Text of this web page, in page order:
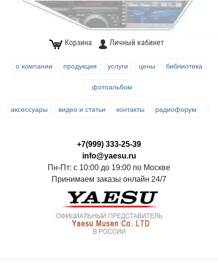
Корзина Личный кабинет
о компании продукция услуги цены библиотека
фотоальбом
аксессуары видео и статьи контакты радиофорум
+7(999) 333-25-39
info@yaesu.ru
Пн-Пт: с 10:00 до 19:00 по Москве
Принимаем заказы онлайн 24/7